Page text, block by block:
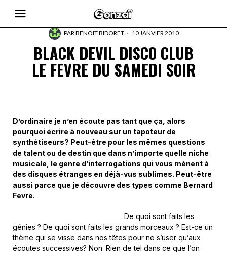
PARBENOIT BIDORET 10 JANVIER 2010
BLACK DEVIL DISCO CLUB
LE FEVRE DU SAMEDI SOIR
D’ordinaire je n’en écoute pas tant que ça, alors
pourquoi écrire à nouveau sur un tapoteur de
synthétiseurs? Peut-être pour les mêmes questions
de talent ou de destin que dans n’importe quelle niche
musicale, le genre d’interrogations qui vous mènent à
des disques étranges en déjà-vus sublimes. Peut-être
aussi parce que je découvre des types comme Bernard
Fevre.
De quoi sont faits les
génies ? De quoi sont faits les grands morceaux ? Est-ce un
thème qui se visse dans nos têtes pour ne s’user qu’aux
écoutes successives? Non. Rien de tel dans ce que l’on